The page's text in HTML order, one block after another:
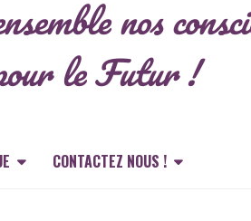
nos
le Futur !
CONTACTEZ NOUS !